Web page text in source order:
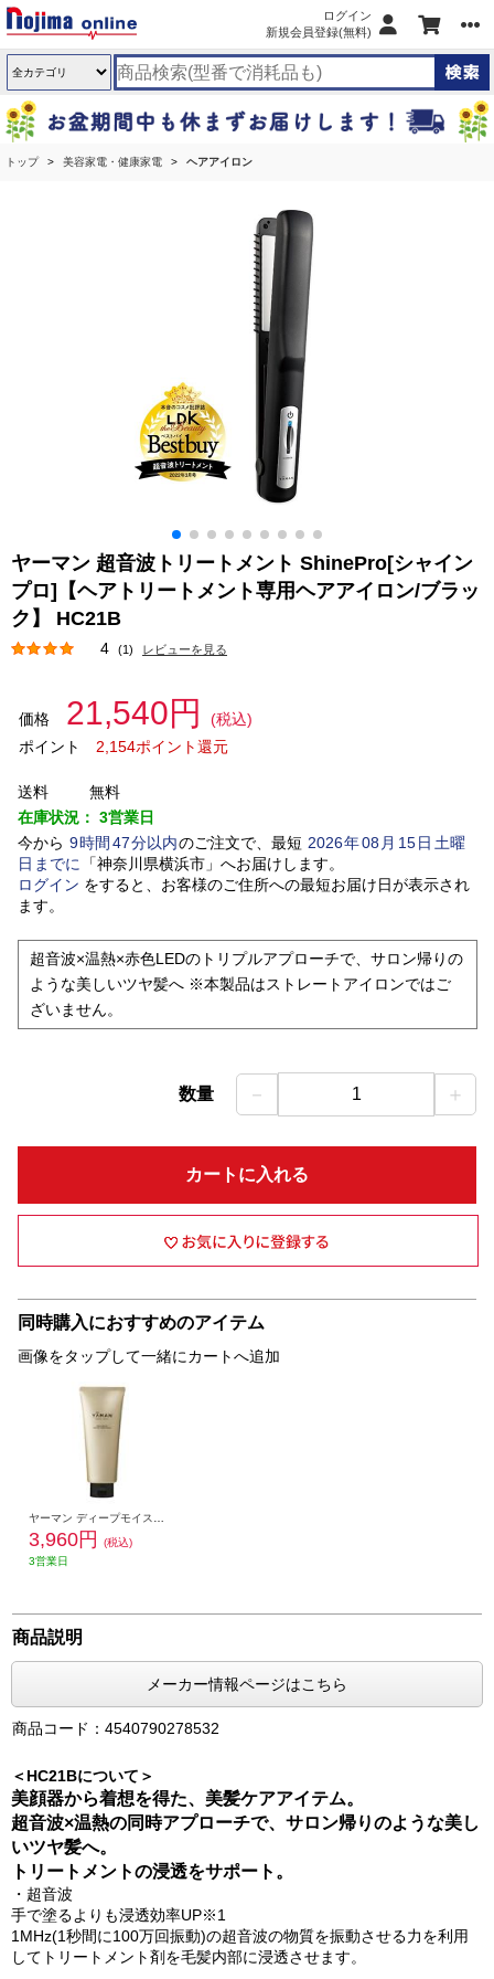
ログイン
新規会員登録(無料)
トップ 美容家電・健康家電 ヘアアイロン
ヤーマン 超音波トリートメント ShinePro[シャイン
プロ]【ヘアトリートメント専用ヘアアイロン/ブラッ
ク】 HC21B
4 (1) レビューを見る
価格 21,540円
(税込)
ポイント
2,154ポイント還元
送料
無料
在庫状況： 3営業日
今から 9時間 47分以内のご注文で、最短 2026年08 月 15日土曜
日 までに 「神奈川県横浜市」 へお届けします。
ログイン をすると、お客様のご住所への最短お届け日が表示され
ます。
超音波×温熱×赤色LEDのトリプルアプローチで、サロン帰りの
ような美しいツヤ髪へ ※本製品はストレートアイロンではご
ざいません。
数量 － 1 ＋
カートに入れる
同時購入におすすめのアイテム
画像をタップして一緒にカートへ追加
3,960円
(税込)
3営業日
商品説明
メーカー情報ページはこちら
商品コード：4540790278532
＜HC21Bについて＞
美顔器から着想を得た、美髪ケアアイテム。
超音波×温熱の同時アプローチで、サロン帰りのような美し
いツヤ髪へ。
トリートメントの浸透をサポート。
・超音波
手で塗るよりも浸透効率UP※1
1MHz(1秒間に100万回振動)の超音波の物質を振動させる力を利用
してトリートメント剤を毛髪内部に浸透させます。